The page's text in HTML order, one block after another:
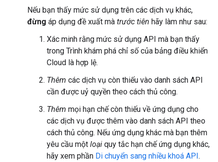
Nếu bạn thấy mức sử dụng trên các dịch vụ khác,
đừng áp dụng đề xuất mà trước tiên hãy làm như sau:
Xác minh rằng mức sử dụng API mà bạn thấy
trong Trình khám phá chỉ số của bảng điều khiển
Cloud là hợp lệ.
Thêm các dịch vụ còn thiếu vào danh sách API
cần được uỷ quyền theo cách thủ công.
Thêm mọi hạn chế còn thiếu về ứng dụng cho
các dịch vụ được thêm vào danh sách API theo
cách thủ công. Nếu ứng dụng khác mà bạn thêm
yêu cầu một loại quy tắc hạn chế ứng dụng khác,
hãy xem phần Di chuyển sang nhiều khoá API.